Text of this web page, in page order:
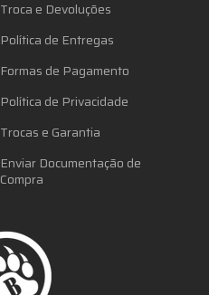
Troca e Devoluções
Política de Entregas
Formas de Pagamento
Política de Privacidade
Trocas e Garantia
Enviar Documentação de
Compra